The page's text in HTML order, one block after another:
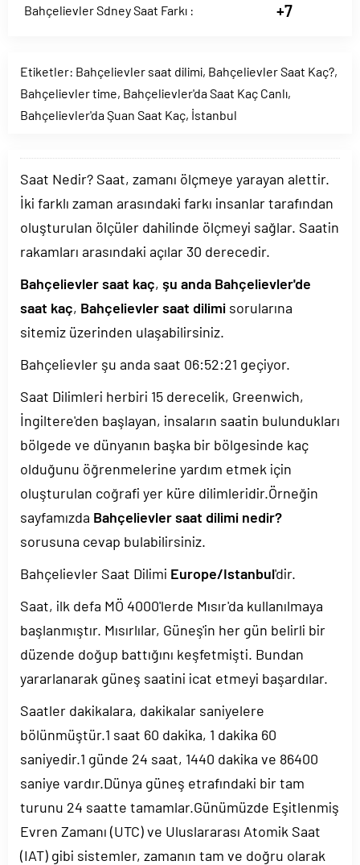
Bahçelievler Sdney Saat Farkı : +7
Etiketler: Bahçelievler saat dilimi, Bahçelievler Saat Kaç?,
Bahçelievler time, Bahçelievler'da Saat Kaç Canlı,
Bahçelievler'da Şuan Saat Kaç, İstanbul
Saat Nedir? Saat, zamanı ölçmeye yarayan alettir.
İki farklı zaman arasındaki farkı insanlar tarafından
oluşturulan ölçüler dahilinde ölçmeyi sağlar. Saatin
rakamları arasındaki açılar 30 derecedir.
Bahçelievler saat kaç, şu anda Bahçelievler'de
saat kaç, Bahçelievler saat dilimi sorularına
sitemiz üzerinden ulaşabilirsiniz.
Bahçelievler şu anda saat 06:52:21 geçiyor.
Saat Dilimleri herbiri 15 derecelik, Greenwich,
İngiltere'den başlayan, insaların saatin bulundukları
bölgede ve dünyanın başka bir bölgesinde kaç
olduğunu öğrenmelerine yardım etmek için
oluşturulan coğrafi yer küre dilimleridir.Örneğin
sayfamızda Bahçelievler saat dilimi nedir?
sorusuna cevap bulabilirsiniz.
Bahçelievler Saat Dilimi Europe/Istanbul'dir.
Saat, ilk defa MÖ 4000'lerde Mısır'da kullanılmaya
başlanmıştır. Mısırlılar, Güneş'in her gün belirli bir
düzende doğup battığını keşfetmişti. Bundan
yararlanarak güneş saatini icat etmeyi başardılar.
Saatler dakikalara, dakikalar saniyelere
bölünmüştür.1 saat 60 dakika, 1 dakika 60
saniyedir.1 günde 24 saat, 1440 dakika ve 86400
saniye vardır.Dünya güneş etrafındaki bir tam
turunu 24 saatte tamamlar.Günümüzde Eşitlenmiş
Evren Zamanı (UTC) ve Uluslararası Atomik Saat
(IAT) gibi sistemler, zamanın tam ve doğru olarak